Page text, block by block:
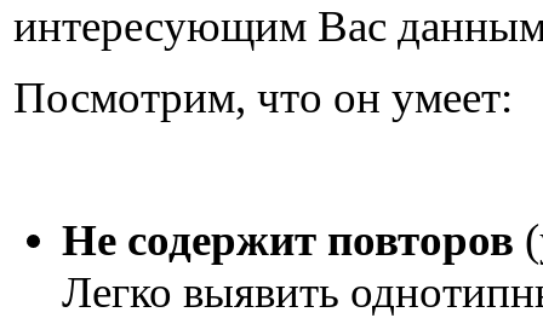
интересующим Вас
Посмотрим, что он умеет:
Не содержит повторов
Легко выявить